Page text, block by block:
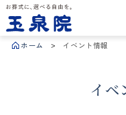
お葬式に、選べる自
ホーム イベント情報
イベ